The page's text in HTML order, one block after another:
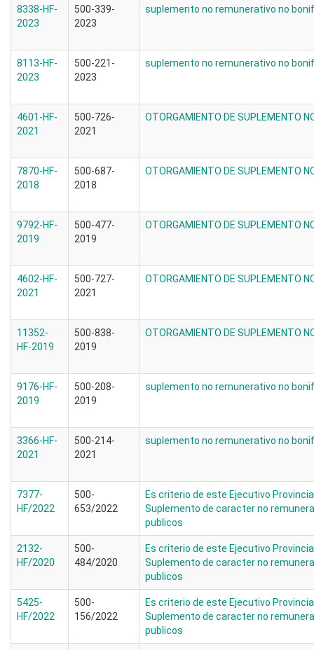
8338-HF-
2023
500-339-
2023
suplemento no remunerativo no
8113-HF-
2023
500-221-
2023
suplemento no remunerativo no
4601-HF-
2021
500-726-
2021
OTORGAMIENTO DE SUPLEMENTO
7870-HF-
2018
500-687-
2018
OTORGAMIENTO DE SUPLEMENTO
9792-HF-
2019
500-477-
2019
OTORGAMIENTO DE SUPLEMENTO
4602-HF-
2021
500-727-
2021
OTORGAMIENTO DE SUPLEMENTO
11352-
HF-2019
500-838-
2019
OTORGAMIENTO DE SUPLEMENTO
9176-HF-
2019
500-208-
2019
suplemento no remunerativo no
3366-HF-
2021
500-214-
2021
suplemento no remunerativo no
7377-
HF/2022
500-
653/2022
Es criterio de este Ejecutivo
Suplemento de caracter no
publicos
2132-
HF/2020
500-
484/2020
Es criterio de este Ejecutivo
Suplemento de caracter no
publicos
5425-
HF/2022
500-
156/2022
Es criterio de este Ejecutivo
Suplemento de caracter no
publicos